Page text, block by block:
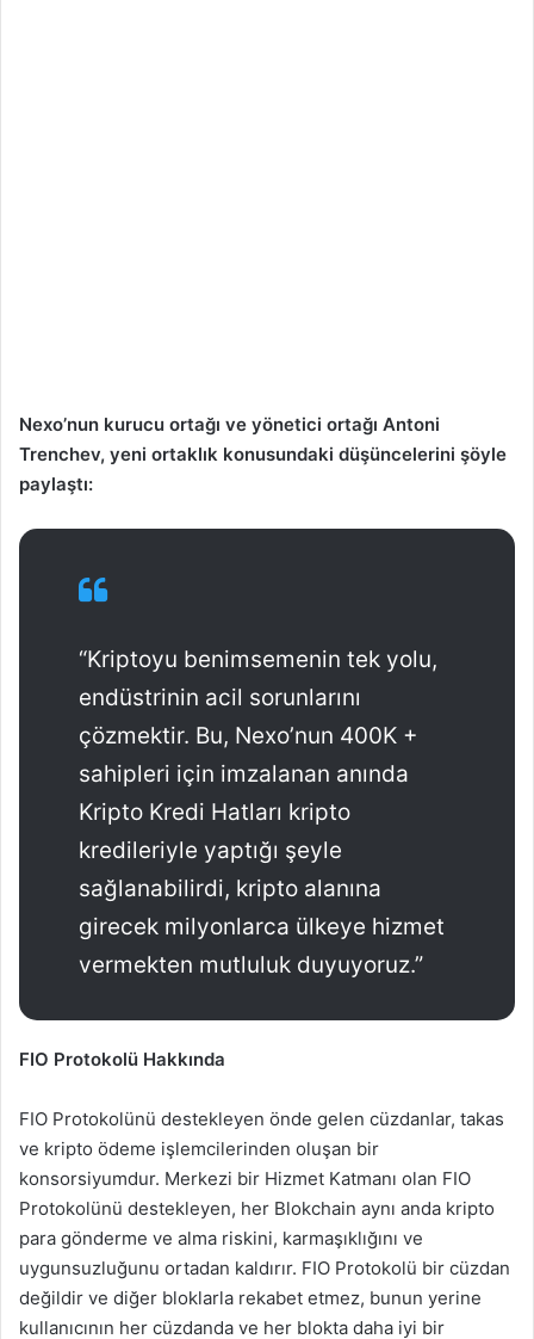
Nexo’nun kurucu ortağı ve yönetici ortağı Antoni
Trenchev, yeni ortaklık konusundaki düşüncelerini şöyle
paylaştı:
“Kriptoyu benimsemenin tek yolu,
endüstrinin acil sorunlarını
çözmektir. Bu, Nexo’nun 400K +
sahipleri için imzalanan anında
Kripto Kredi Hatları kripto
kredileriyle yaptığı şeyle
sağlanabilirdi, kripto alanına
girecek milyonlarca ülkeye hizmet
vermekten mutluluk duyuyoruz.”
FIO Protokolü Hakkında
FIO Protokolünü destekleyen önde gelen cüzdanlar, takas
ve kripto ödeme işlemcilerinden oluşan bir
konsorsiyumdur. Merkezi bir Hizmet Katmanı olan FIO
Protokolünü destekleyen, her Blokchain aynı anda kripto
para gönderme ve alma riskini, karmaşıklığını ve
uygunsuzluğunu ortadan kaldırır. FIO Protokolü bir cüzdan
değildir ve diğer bloklarla rekabet etmez, bunun yerine
kullanıcının her cüzdanda ve her blokta daha iyi bir